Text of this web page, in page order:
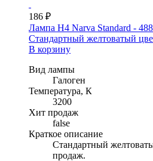
186 ₽
Лампа H4 Narva Standard -
Стандартный желтоватый
В корзину
Вид лампы
Галоген
Температура, К
3200
Хит продаж
false
Краткое описание
Стандартный
продаж.